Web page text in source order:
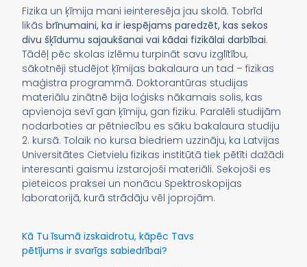
Fizika un ķīmija mani ieinteresēja jau skolā. Tobrīd
likāsbrīnumaini, ka ir iespējams paredzēt, kas sekos
divu šķīdumu sajaukšanai vai kādai fizikālai darbībai.
Tādēļ pēc skolas izlēmu turpināt savu izglītību,
sākotnēji studējot ķīmijas bakalaura un tad – fizikas
maģistra programmā. Doktorantūras studijas
materiālu zinātnē bija loģisks nākamais solis, kas
apvienoja sevī gan ķīmiju, gan fiziku. Paralēli studijām
nodarboties ar pētniecību es sāku bakalaura studiju
2. kursā. Tolaik no kursa biedriem uzzināju, ka Latvijas
Universitātes Cietvielu fizikas institūtā tiek pētīti dažādi
interesanti gaismu izstarojoši materiāli. Sekojoši es
pieteicos praksei un nonācu Spektroskopijas
laboratorijā, kurā strādāju vēl joprojām.
Kā Tu īsumā izskaidrotu, kāpēc Tavs
pētījums ir svarīgs sabiedrībai?